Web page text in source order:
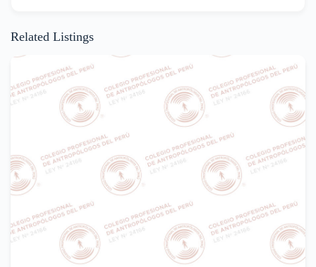
Related Listings